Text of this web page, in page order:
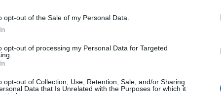
opt-out of the Sale of my Personal Data.
opt-out of processing my Personal Data for Targeted
opt-out of Collection, Use, Retention, Sale, and/or Sharing
Data that Is Unrelated with the Purposes for which it
portfolio.hu hírarchívumához tartozik, melynek olvasása
tartalmazza:
cikkarchívum
elmúlt 2 év napon belüli